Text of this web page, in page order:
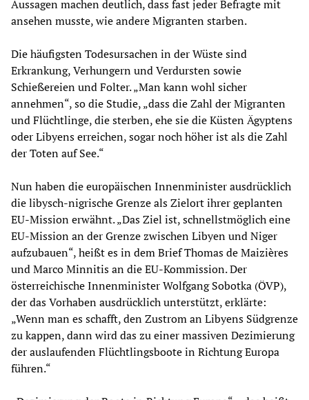
Aussagen machen deutlich, dass fast jeder Befragte mit
ansehen musste, wie andere Migranten starben.
Die häufigsten Todesursachen in der Wüste sind
Erkrankung, Verhungern und Verdursten sowie
Schießereien und Folter. „Man kann wohl sicher
annehmen“, so die Studie, „dass die Zahl der Migranten
und Flüchtlinge, die sterben, ehe sie die Küsten Ägyptens
oder Libyens erreichen, sogar noch höher ist als die Zahl
der Toten auf See.“
Nun haben die europäischen Innenminister ausdrücklich
die libysch-nigrische Grenze als Zielort ihrer geplanten
EU-Mission erwähnt. „Das Ziel ist, schnellstmöglich eine
EU-Mission an der Grenze zwischen Libyen und Niger
aufzubauen“, heißt es in dem Brief Thomas de Maizières
und Marco Minnitis an die EU-Kommission. Der
österreichische Innenminister Wolfgang Sobotka (ÖVP),
der das Vorhaben ausdrücklich unterstützt, erklärte:
„Wenn man es schafft, den Zustrom an Libyens Südgrenze
zu kappen, dann wird das zu einer massiven Dezimierung
der auslaufenden Flüchtlingsboote in Richtung Europa
führen.“